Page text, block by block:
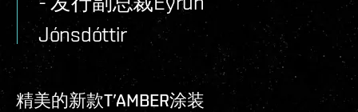
Jónsdóttir
精美的新款T’AMBER涂装